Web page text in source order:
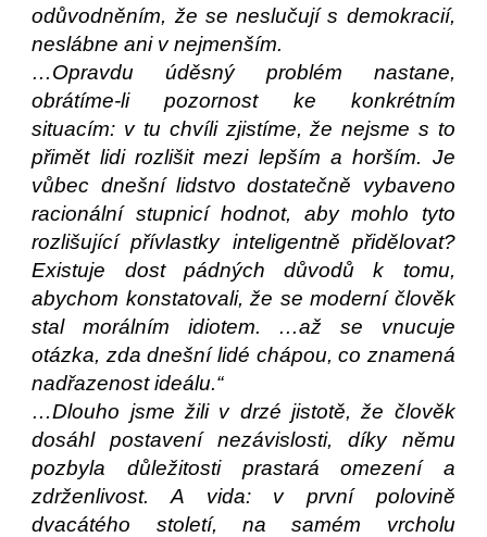
odůvodněním, že se neslučují s demokracií,
neslábne ani v nejmenším.
…Opravdu úděsný problém nastane,
obrátíme-li pozornost ke konkrétním
situacím: v tu chvíli zjistíme, že nejsme s to
přimět lidi rozlišit mezi lepším a horším. Je
vůbec dnešní lidstvo dostatečně vybaveno
racionální stupnicí hodnot, aby mohlo tyto
rozlišující přívlastky inteligentně přidělovat?
Existuje dost pádných důvodů k tomu,
abychom konstatovali, že se moderní člověk
stal morálním idiotem. …až se vnucuje
otázka, zda dnešní lidé chápou, co znamená
nadřazenost ideálu.“
…Dlouho jsme žili v drzé jistotě, že člověk
dosáhl postavení nezávislosti, díky němu
pozbyla důležitosti prastará omezení a
zdrženlivost. A vida: v první polovině
dvacátého století, na samém vrcholu